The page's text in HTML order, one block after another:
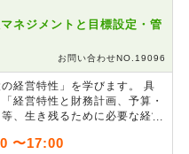
ネジメントと目標設定・管
お問い合わせNO.19096
経営特性」を学びます。 具
経営特性と財務計画、予算・
、生き残るために必要な経営
影響を与え、どのような意味
〜17:00